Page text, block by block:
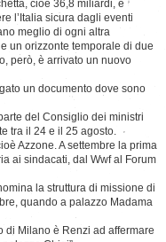
cioè 36,8 miliardi, è
l’Italia sicura dagli eventi
meglio di ogni altra
un orizzonte temporale di due
però, è arrivato un nuovo
un documento dove sono
del Consiglio dei ministri
tra il 24 e il 25 agosto.
Azzone. A settembre la prima
ai sindacati, dal Wwf al Forum
la struttura di missione di
quando a palazzo Madama
di Milano è Renzi ad affermare